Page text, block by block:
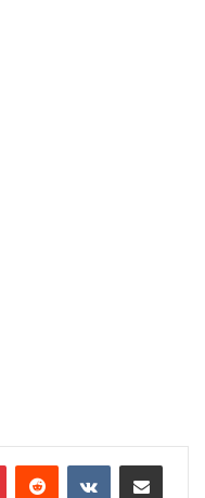
PinterestReddit VKontakteShare via Email